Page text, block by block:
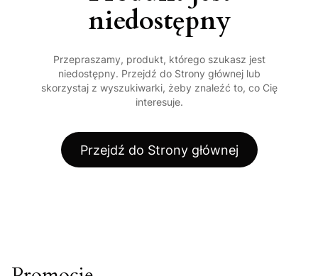
niedostępny
Przepraszamy, produkt, którego szukasz jest
niedostępny. Przejdź do Strony głównej lub
skorzystaj z wyszukiwarki, żeby znaleźć to, co Cię
interesuje.
Przejdź do Strony głównej